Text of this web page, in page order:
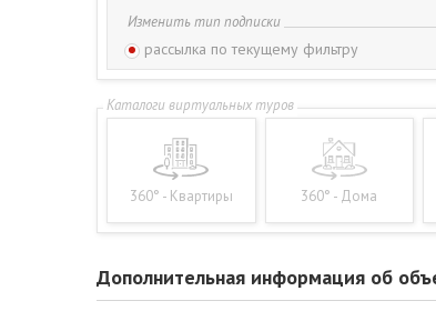
Изменить тип подписки
рассылка по текущему фильтру
360° - Квартиры 360° - Дома
Дополнительная информация об